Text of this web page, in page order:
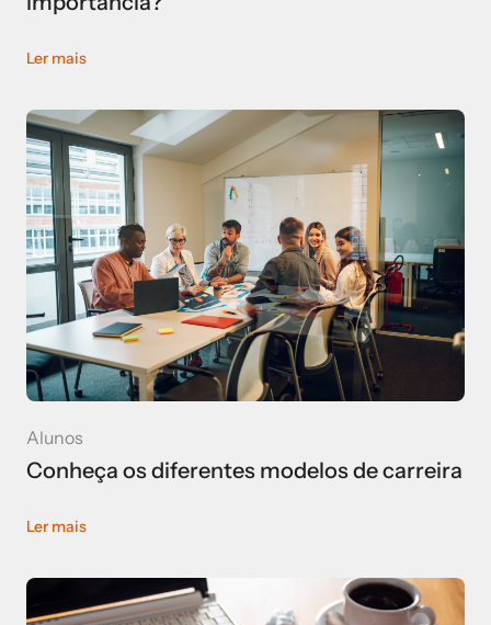
Ler mais
Alunos
Conheça os diferentes modelos de carreira
Ler mais